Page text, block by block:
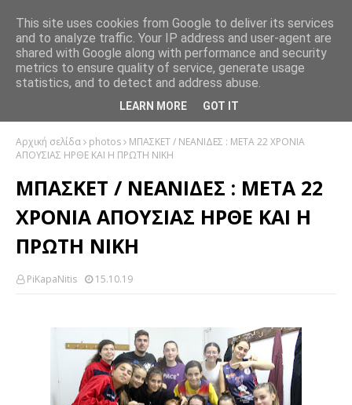
Αρχική σελίδα photos
ΜΠΑΣΚΕΤ / ΝΕΑΝΙΔΕΣ : ΜΕΤΑ 22 ΧΡΟΝΙΑ
ΑΠΟΥΣΙΑΣ ΗΡΘΕ ΚΑΙ Η ΠΡΩΤΗ ΝΙΚΗ
ΜΠΑΣΚΕΤ / ΝΕΑΝΙΔΕΣ : ΜΕΤΑ 22
ΧΡΟΝΙΑ ΑΠΟΥΣΙΑΣ ΗΡΘΕ ΚΑΙ Η
ΠΡΩΤΗ ΝΙΚΗ
PiKapaNitis 15.10.19
This site uses cookies from Google to deliver its services
and to analyze traffic. Your IP address and user-agent are
shared with Google along with performance and security
metrics to ensure quality of service, generate usage
statistics, and to detect and address abuse.
LEARN MORE GOT IT